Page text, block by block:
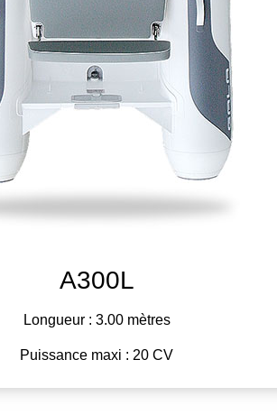
A300L
Longueur : 3.00 mètres
Puissance maxi : 20 CV